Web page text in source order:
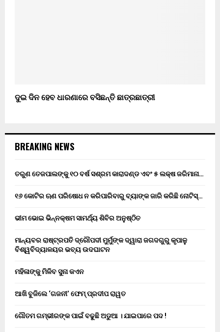
ଦୁଇ ଦିନ ହେବ ଧାରଣାରେ ବସିଛନ୍ତି ଛାତ୍ରଛାତ୍ରୀ
BREAKING NEWS
ତରୁଣ ତେଜପାଲଙ୍କୁ ୧୦ ବର୍ଷ ସଶ୍ରମ କାରାଦଣ୍ଡ ଏବଂ ₹୫ ଲକ୍ଷ ଜରିମାନା…
୧୬ କୋଟିର ଋଣ ପରିଷୋଧ ନ କରିପାରିବାରୁ ବ୍ୟାଙ୍କ ଜାରି କରିଛି ନୋଟିସ୍…
ଭୀମ ଭୋଇ ଭିନ୍ନକ୍ଷମ ସାମର୍ଥ୍ୟ ଶିବିର ଅନୁଷ୍ଠିତ
ମାନ୍ୟବର ରାଷ୍ଟ୍ରପତି ଦ୍ରୌପଦୀ ମୁର୍ମୁଙ୍କ ଦ୍ୱାରା ଜଗଦଗୁରୁ କୃପାଳୁ
ବିଶ୍ୱବିଦ୍ୟାଳୟର ଭବ୍ୟ ଉଦଘାଟନ
ମହିଳାଙ୍କୁ ମିଳିବ ସୁନା କଏନ
ଆଖି ବୁଜିଲେ ‘ଗଜନୀ’ ଫେମ୍ ପ୍ରଦୀପ ରାୱତ
ଗୌତମ ଗମ୍ଭୀରଙ୍କ ପାଇଁ ବଢୁଛି ଅଡୁଆ । ଯାଇପାରେ ପଦ !